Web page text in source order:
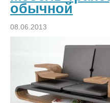
обычной
08.06.2013